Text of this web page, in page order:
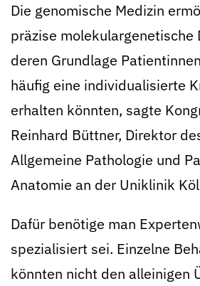
Die genomische Medizin
präzise molekulargenetische
deren Grundlage
häufig eine individualisierte
erhalten könnten, sagte
Reinhard Büttner, Direktor
Allgemeine Pathologie und
Anatomie an der Uniklinik
Dafür benötige man
spezialisiert sei. Einzelne
könnten nicht den alleinigen